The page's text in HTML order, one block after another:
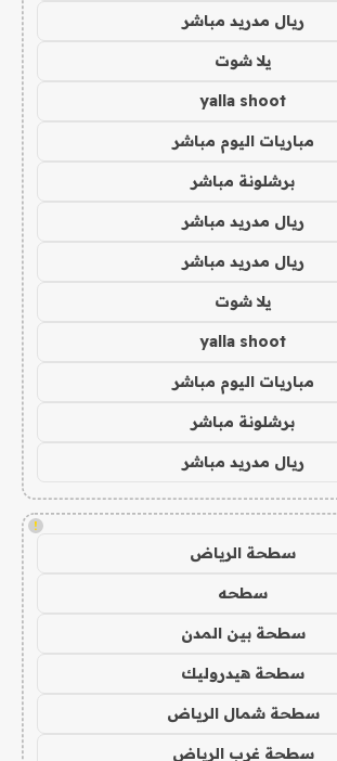
ريال مدريد مباشر
يلا شوت
yalla shoot
مباريات اليوم مباشر
برشلونة مباشر
ريال مدريد مباشر
ريال مدريد مباشر
يلا شوت
yalla shoot
مباريات اليوم مباشر
برشلونة مباشر
ريال مدريد مباشر
!
سطحة الرياض
سطحه
سطحة بين المدن
سطحة هيدروليك
سطحة شمال الرياض
سطحة غرب الرياض